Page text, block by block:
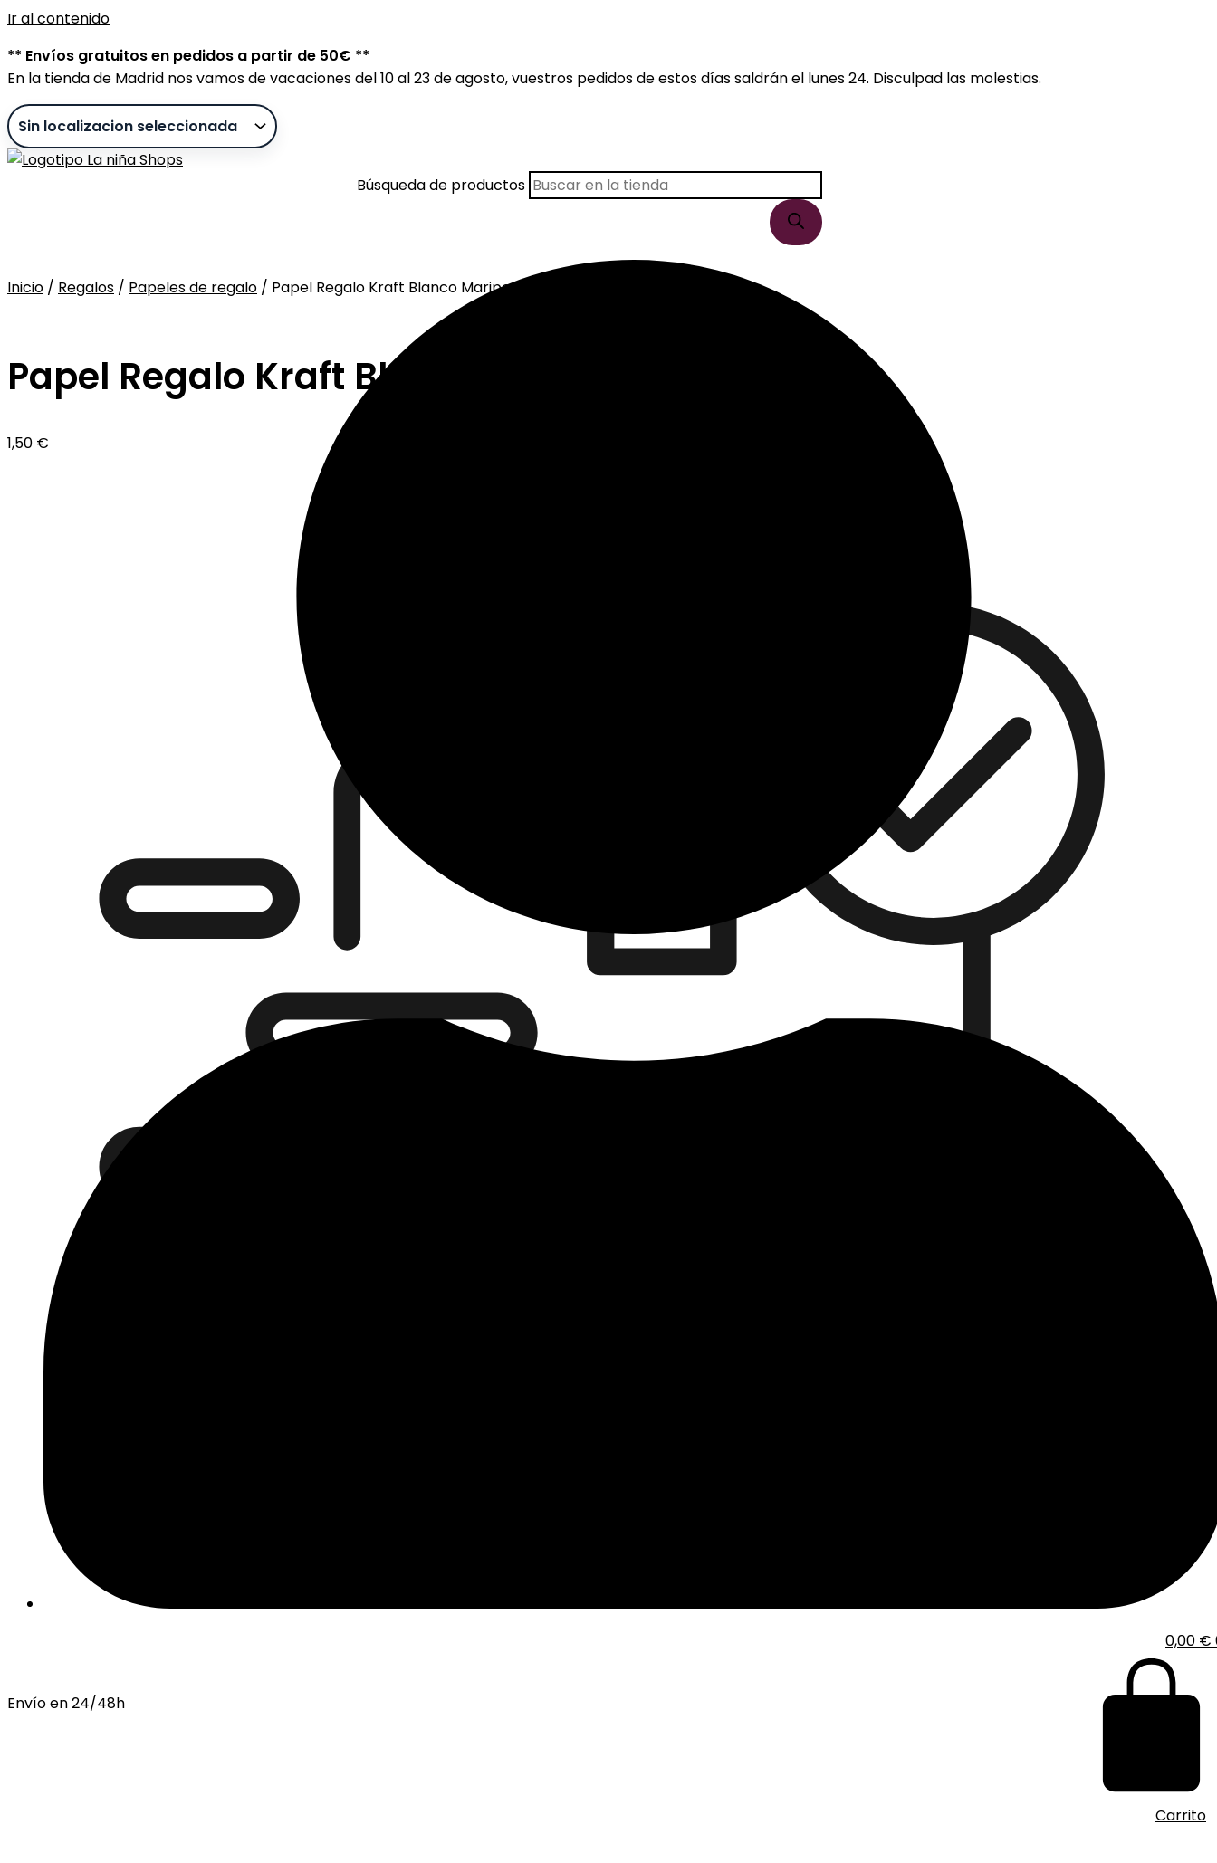
Ir al contenido
** Envíos gratuitos en pedidos a partir de 50€ **
En la tienda de Madrid nos vamos de vacaciones del 10 al 23 de agosto, vuestros pedidos de estos días saldrán el lunes 24. Disculpad las molestias.
Búsqueda de productos
0,00 €
Carrito
Inicio / Regalos / Papeles de regalo / Papel Regalo Kraft Blanco Mariposas
Sin stock
Papel Regalo Kraft Blanco Mariposas
1,50 €
Envío en 24/48h